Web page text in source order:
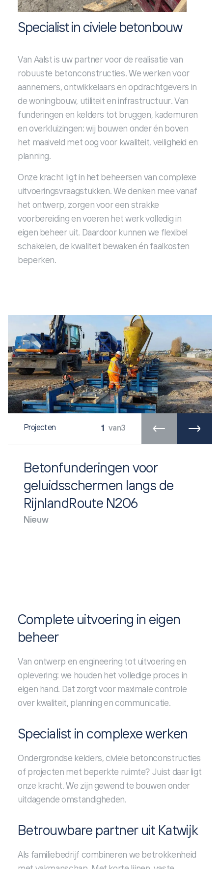
Specialist in civiele betonbouw
Van Aalst is uw partner voor de realisatie van
robuuste betonconstructies. We werken voor
aannemers, ontwikkelaars en opdrachtgevers in
de woningbouw, utiliteit en infrastructuur. Van
funderingen en kelders tot bruggen, kademuren
en overkluizingen: wij bouwen onder én boven
het maaiveld met oog voor kwaliteit, veiligheid en
planning.
Onze kracht ligt in het beheersen van complexe
uitvoeringsvraagstukken. We denken mee vanaf
het ontwerp, zorgen voor een strakke
voorbereiding en voeren het werk volledig in
eigen beheer uit. Daardoor kunnen we flexibel
schakelen, de kwaliteit bewaken én faalkosten
beperken.
Projecten
1
van3
Betonfunderingen voor
geluidsschermen langs de
RijnlandRoute N206
Nieuw
Complete uitvoering in eigen
beheer
Van ontwerp en engineering tot uitvoering en
oplevering: we houden het volledige proces in
eigen hand. Dat zorgt voor maximale controle
over kwaliteit, planning en communicatie.
Specialist in complexe werken
Ondergrondse kelders, civiele betonconstructies
of projecten met beperkte ruimte? Juist daar ligt
onze kracht. We zijn gewend te bouwen onder
uitdagende omstandigheden.
Betrouwbare partner uit Katwijk
Als familiebedrijf combineren we betrokkenheid